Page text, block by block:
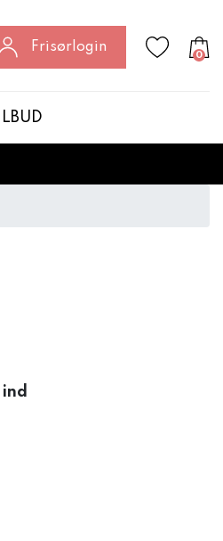
Frisørlogin
0